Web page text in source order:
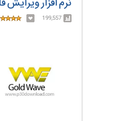
199,557